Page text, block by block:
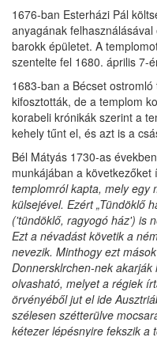
1676-ban Esterházi Pál
anyagának
barokk épületet. A
szentelte fel 1680. április 7-
1683-ban a Bécset
kifosztották, de a templom
korabeli krónikák szerint a
kehely tűnt el, és azt is a
Bél Mátyás 1730-as
munkájában a következőket
templomról kapta, mely egy
külsejével. Ezért „Tündöklő
('tündöklő, ragyogó ház') is
Ezt a névadást követik a
nevezik. Minthogy ezt
Donnersklrchen-nek
olvasható, melyet a régiek
örvényéből jut el ide
szélesen szétterülve
kétezer lépésnyire fekszik a